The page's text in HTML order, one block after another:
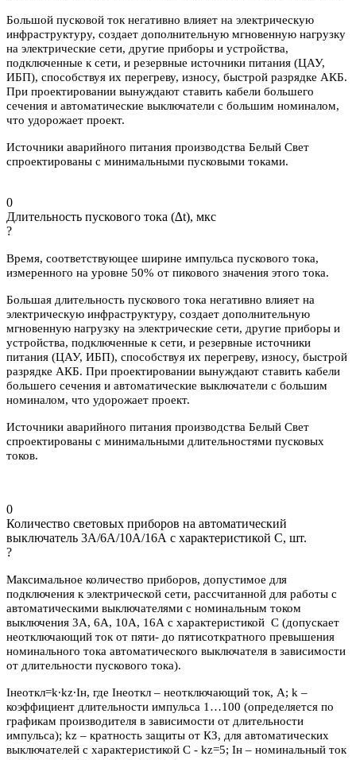
Большой пусковой ток негативно влияет на электрическую
инфраструктуру, создает дополнительную мгновенную нагрузку
на электрические сети, другие приборы и устройства,
подключенные к сети, и резервные источники питания (ЦАУ,
ИБП), способствуя их перегреву, износу, быстрой разрядке АКБ.
При проектировании вынуждают ставить кабели большего
сечения и автоматические выключатели с большим номиналом,
что удорожает проект.
Источники аварийного питания производства Белый Свет
спроектированы с минимальными пусковыми токами.
0
Длительность пускового тока (∆t), мкс
?
Время, соответствующее ширине импульса пускового тока,
измеренного на уровне 50% от пикового значения этого тока.
Большая длительность пускового тока негативно влияет на
электрическую инфраструктуру, создает дополнительную
мгновенную нагрузку на электрические сети, другие приборы и
устройства, подключенные к сети, и резервные источники
питания (ЦАУ, ИБП), способствуя их перегреву, износу, быстрой
разрядке АКБ. При проектировании вынуждают ставить кабели
большего сечения и автоматические выключатели с большим
номиналом, что удорожает проект.
Источники аварийного питания производства Белый Свет
спроектированы с минимальными длительностями пусковых
токов.
0
Количество световых приборов на автоматический
выключатель 3А/6А/10А/16А с характеристикой C, шт.
?
Максимальное количество приборов, допустимое для
подключения к электрической сети, рассчитанной для работы с
автоматическими выключателями с номинальным током
выключения 3А, 6А, 10А, 16А с характеристикой С (допускает
неотключающий ток от пяти- до пятисоткратного превышения
номинального тока автоматического выключателя в зависимости
от длительности пускового тока).
Iнеоткл=k∙kz∙Iн, где Iнеоткл – неотключающий ток, А; k –
коэффициент длительности импульса 1…100 (определяется по
графикам производителя в зависимости от длительности
импульса); kz – кратность защиты от КЗ, для автоматических
выключателей с характеристикой C - kz=5; Iн – номинальный ток